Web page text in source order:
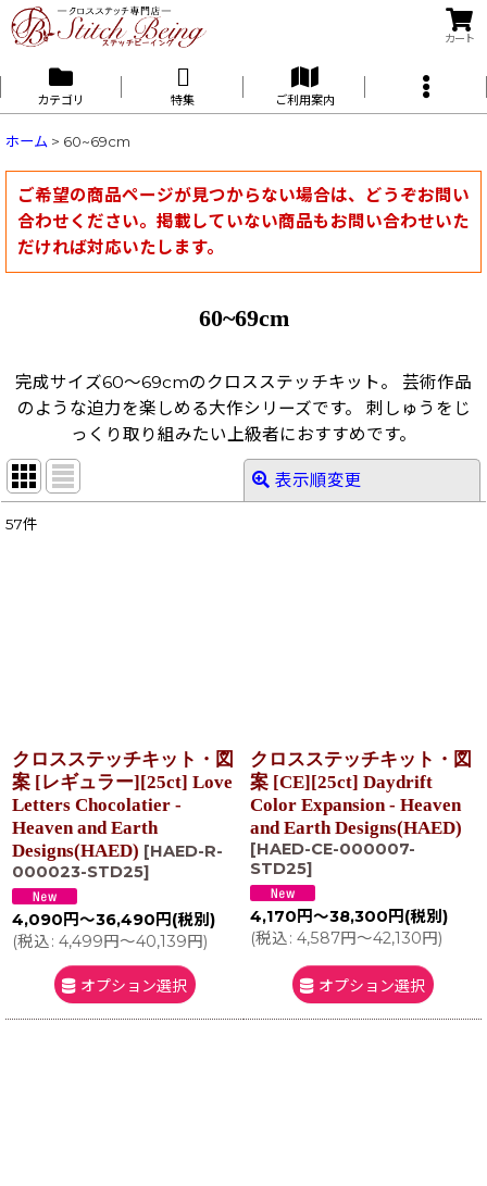
カート
カテゴリ 特集 ご利用案内
ホーム > 60~69cm
ご希望の商品ページが見つからない場合は、どうぞお問い
合わせください。掲載していない商品もお問い合わせいた
だければ対応いたします。
60~69cm
完成サイズ60〜69cmのクロスステッチキット。 芸術作品
のような迫力を楽しめる大作シリーズです。 刺しゅうをじ
っくり取り組みたい上級者におすすめです。
表示順変更
57件
クロスステッチキット・図
案 [レギュラー][25ct] Love
Letters Chocolatier -
Heaven and Earth
Designs(HAED) [HAED-R-
000023-STD25]
4,090 円～36,490 円 (税別)
(税込: 4,499円～40,139円)
オプション選択
クロスステッチキット・図
案 [CE][25ct] Daydrift
Color Expansion - Heaven
and Earth Designs(HAED)
[HAED-CE-000007-
STD25]
4,170 円～38,300 円 (税別)
(税込: 4,587円～42,130円)
オプション選択